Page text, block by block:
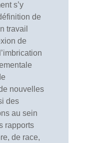
s’y
de
travail
de
nouvelles
des
au sein
rapports
de race,